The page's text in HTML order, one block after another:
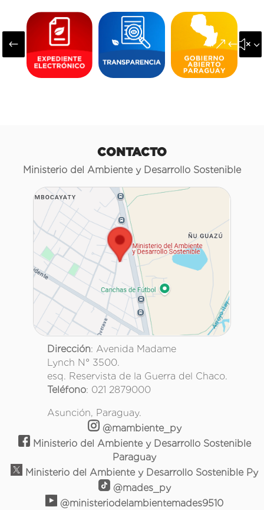
#
CONTACTO
Ministerio del Ambiente y Desarrollo Sostenible
Dirección: Avenida Madame
Lynch N° 3500.
esq. Reservista de la Guerra del Chaco.
Teléfono: 021 2879000
Asunción, Paraguay.
@mambiente_py
Ministerio del Ambiente y Desarrollo Sostenible
Paraguay
Ministerio del Ambiente y Desarrollo Sostenible Py
@mades_py
@ministeriodelambientemades9510